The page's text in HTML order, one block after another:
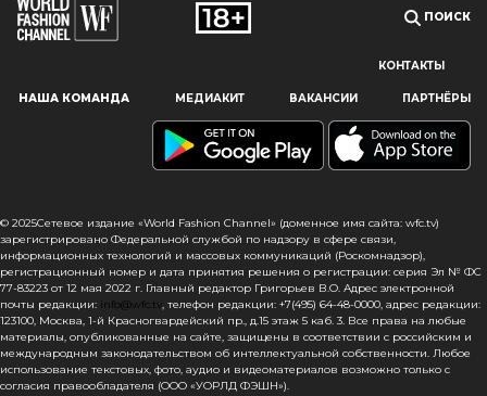
Наш сайт использует файлы cookie и похожие технологии,
пользователям, предоставляя персонализированную
информацию, запоминая предпочтения в области
сайта, вы подтверждаете свое согласие на использование
файлов cookie в соответствии с настоящим уведомлением
в отношении данного типа файлов. Если вы не согласны
с тем, чтобы мы использовали данный тип файлов,
то вы должны соответствующим образом установить
настройки вашего браузера или не использовать сайт wfc.tv
ПОИСК
КОНТАКТЫ
НАША КОМАНДА МЕДИАКИТ ВАКАНСИИ ПАРТНЁРЫ
© 2025Сетевое издание «World Fashion Channel» (доменное имя сайта: wfc.tv)
зарегистрировано Федеральной службой по надзору в сфере связи,
информационных технологий и массовых коммуникаций (Роскомнадзор),
регистрационный номер и дата принятия решения о регистрации: серия Эл № ФС
77-83223 от 12 мая 2022 г. Главный редактор Григорьев В.О. Адрес электронной
почты редакции: info@wfc.tv, телефон редакции: +7(495) 64-48-0000, адрес редакции:
123100, Москва, 1-й Красногвардейский пр., д.15 этаж 5 каб. 3. Все права на любые
материалы, опубликованные на сайте, защищены в соответствии с российским и
международным законодательством об интеллектуальной собственности. Любое
использование текстовых, фото, аудио и видеоматериалов возможно только с
согласия правообладателя (ООО «УОРЛД ФЭШН»).